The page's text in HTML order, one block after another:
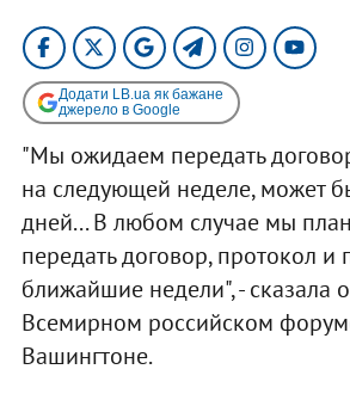
Додати LB.ua як бажане
джерело в Google
"Мы ожидаем передать
на следующей неделе, может
дней... В любом случае мы
передать договор, протокол
ближайшие недели", - сказала
Всемирном российском
Вашингтоне.